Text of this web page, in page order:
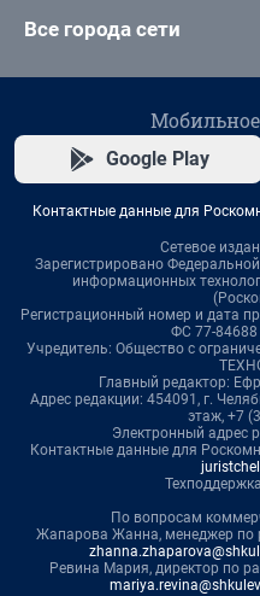
Все города сети
Google Play
Контактные данные для
Сетевое
Зарегистрировано
информационных
Регистрационный номер и дата
ФС 77-84688
Учредитель: Общество с
Главный редактор:
Адрес редакции: 454091, г.
этаж, +7
Электронный адрес
Контактные данные для
По вопросам
Жапарова Жанна, менеджер по
Ревина Мария, директор по